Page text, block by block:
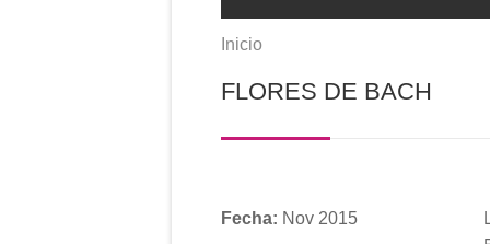
Se encuentra usted
Inicio
FLORES DE BACH
Fecha: Nov 2015